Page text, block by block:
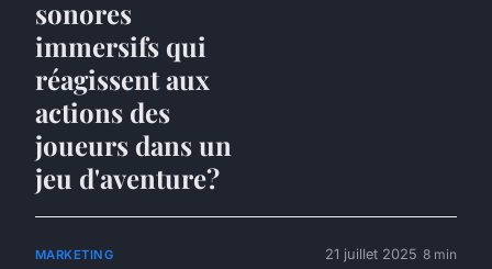
sonores
immersifs qui
réagissent aux
actions des
joueurs dans un
jeu d'aventure?
MARKETING 21 juillet 2025 8 min